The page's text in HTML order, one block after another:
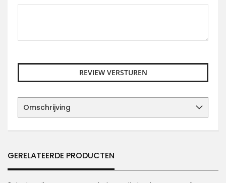
REVIEW VERSTUREN
Omschrijving
GERELATEERDE PRODUCTEN